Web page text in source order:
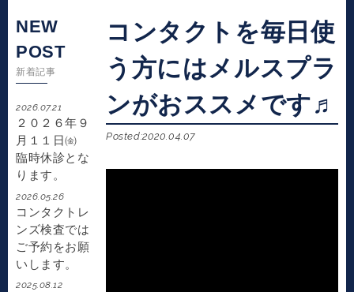
コンタクトを毎日使
う方にはメルスプラ
ンがおススメです♬
Posted:2020.04.07
NEW
POST
新着記事
2026.07.21
２０２６年９
月１１日㈮
臨時休診とな
ります。
2026.05.26
コンタクトレ
ンズ検査では
ご予約をお願
いします。
2025.08.12